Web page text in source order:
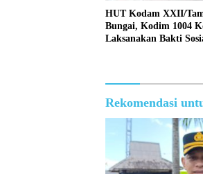
HUT Kodam XXII/
Bungai, Kodim 1004
Laksanakan Bakti
Rekomendasi